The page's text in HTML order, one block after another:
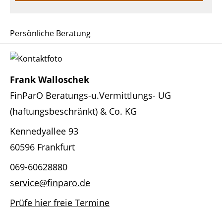
Persönliche Beratung
Frank Walloschek
FinParO Beratungs-u.Vermittlungs- UG
(haftungsbeschränkt) & Co. KG
Kennedyallee 93
60596 Frankfurt
069-60628880
service@finparo.de
Prüfe hier freie Termine